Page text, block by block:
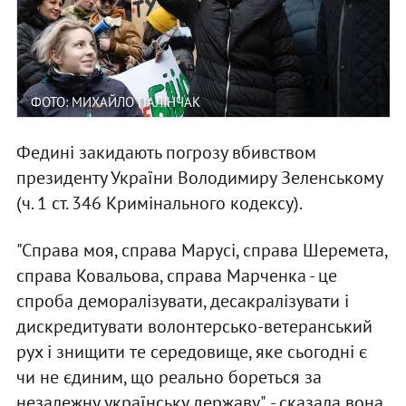
ФОТО: МИХАЙЛО ПАЛІНЧАК
Федині закидають погрозу вбивством
президенту України Володимиру Зеленському
(ч. 1 ст. 346 Кримінального кодексу).
"Справа моя, справа Марусі, справа Шеремета,
справа Ковальова, справа Марченка - це
спроба деморалізувати, десакралізувати і
дискредитувати волонтерсько-ветеранський
рух і знищити те середовище, яке сьогодні є
чи не єдиним, що реально бореться за